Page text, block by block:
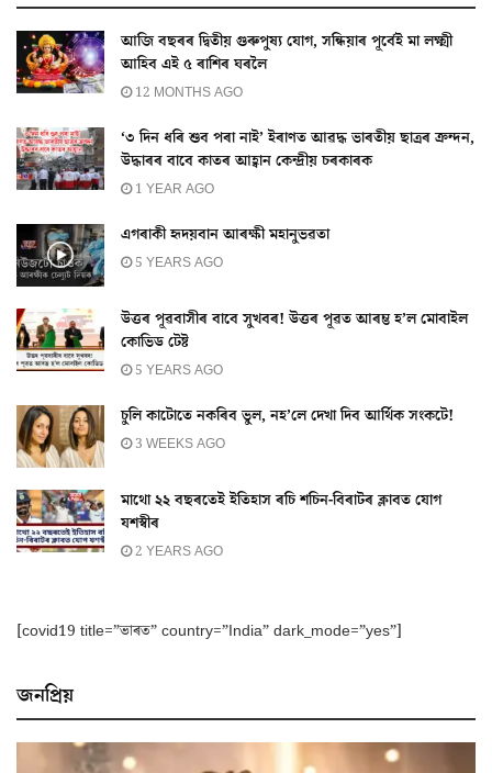
আজি বছৰৰ দ্বিতীয় গুৰুপুষ্য যোগ, সন্ধিয়াৰ পূৰ্বেই মা লক্ষ্মী
আহিব এই ৫ ৰাশিৰ ঘৰলৈ
12 MONTHS AGO
‘৩ দিন ধৰি শুব পৰা নাই’ ইৰাণত আৱদ্ধ ভাৰতীয় ছাত্ৰৰ ক্ৰন্দন,
উদ্ধাৰৰ বাবে কাতৰ আহ্বান কেন্দ্ৰীয় চৰকাৰক
1 YEAR AGO
এগৰাকী হৃদয়বান আৰক্ষী মহানুভৱতা
5 YEARS AGO
উত্তৰ পূৱবাসীৰ বাবে সুখবৰ! উত্তৰ পূৱত আৰম্ভ হ’ল মোবাইল
কোভিড টেষ্ট
5 YEARS AGO
চুলি কাটোতে নকৰিব ভুল, নহ’লে দেখা দিব আৰ্থিক সংকটে!
3 WEEKS AGO
মাথো ২২ বছৰতেই ইতিহাস ৰচি শচিন-বিৰাটৰ ক্লাবত যোগ
যশস্বীৰ
2 YEARS AGO
[covid19 title=”ভাৰত” country=”India” dark_mode=”yes”]
জনপ্ৰিয়